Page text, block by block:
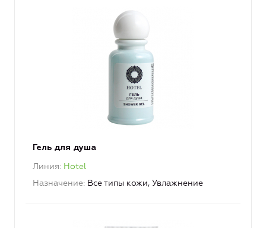
Гель для душа
Линия Hotel
Назначение Все типы кожи, Увлажнение